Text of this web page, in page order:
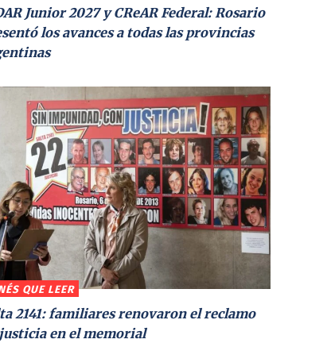
Junior 2027 y CReAR Federal: Rosario
los avances a todas las provincias
QUE LEER
2141: familiares renovaron el reclamo
en el memorial